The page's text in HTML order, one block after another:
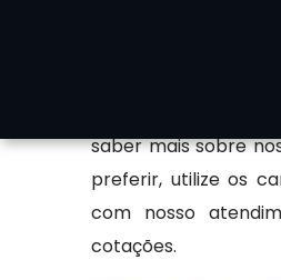
saber mais sobre
preferir, utilize os
com nosso
cotações.